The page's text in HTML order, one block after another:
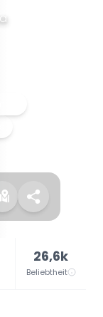
26,6k
Beliebtheit